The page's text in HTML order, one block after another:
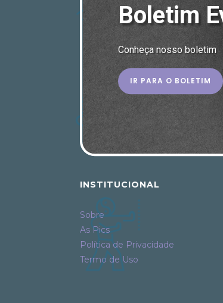
Boletim
Conheça nosso boletim
IR PARA O BOLETIM
INSTITUCIONAL
Sobre
As Pics
Política de Privacidade
Termo de Uso